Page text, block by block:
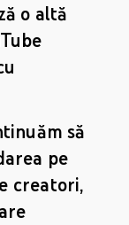
o altă
să
pe
creatori,